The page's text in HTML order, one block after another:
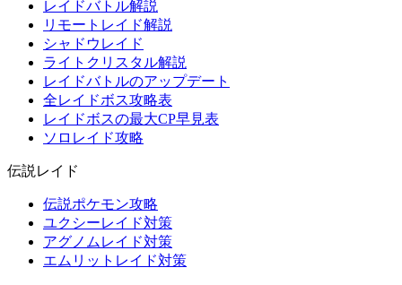
レイドバトル解説
リモートレイド解説
シャドウレイド
ライトクリスタル解説
レイドバトルのアップデート
全レイドボス攻略表
レイドボスの最大CP早見表
ソロレイド攻略
伝説レイド
伝説ポケモン攻略
ユクシーレイド対策
アグノムレイド対策
エムリットレイド対策